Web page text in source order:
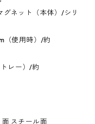
グネット（本体）/シリ
（使用時）/約
レー）/約
スチール面